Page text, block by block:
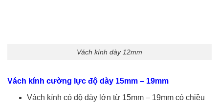
Vách kính dày 12mm
Vách kính cường lực độ dày 15mm – 19mm
Vách kính có độ dày lớn từ 15mm – 19mm có chiều